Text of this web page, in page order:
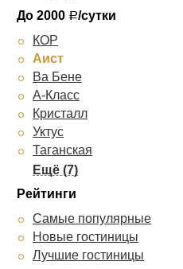
Домашний
Парк Виста
Парус
Скай
Екатерина
Галант
До 2000 Р/сутки
КОР
Аист
Ва Бене
А-Класс
Кристалл
Уктус
Таганская
Джаз-отель
Лайт на Бебеля
Изумруд
Татьяна
Лайт на Ключевской
Рейтинги
Самые популярные
Новые гостиницы
Лучшие гостиницы